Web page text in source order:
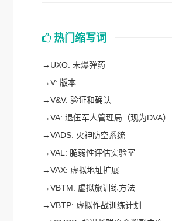
热门缩写词
→ UXO: 未爆弹药
→V: 版本
→V&V: 验证和确认
→VA: 退伍军人管理局（现为DVA）
→VADS: 火神防空系统
→VAL: 脆弱性评估实验室
→VAX: 虚拟地址扩展
→VBTM: 虚拟旅训练方法
→VBTP: 虚拟作战训练计划